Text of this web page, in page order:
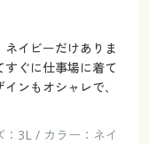
イビーだけありま
ぐに仕事場に着て
ンもオシャレで､
3L / カラー：ネイ